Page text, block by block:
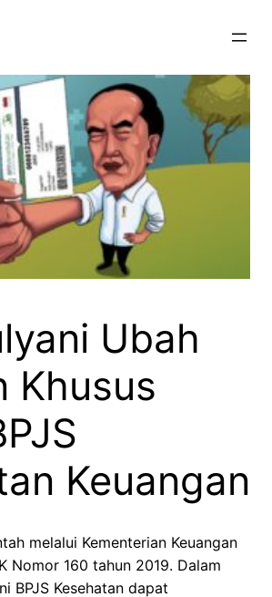
Ubah
Khusus
Keuangan
melalui Kementerian Keuangan
Nomor 160 tahun 2019. Dalam
BPJS Kesehatan dapat